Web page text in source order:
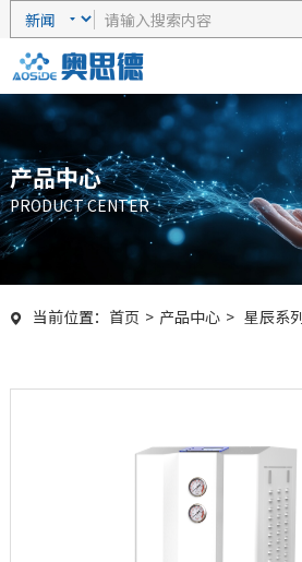
产品中心
PRODUCT CENTER
 当前位置： 首页 > 产品中心 > 星辰系